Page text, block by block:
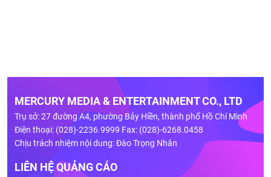
MERCURY MEDIA & ENTERTAINMENT CO., LTD
Trụ sở: 27 đường A4, phường Bảy Hiền, thành phố Hồ Chí Minh
Điện thoại: (028)-2236.9999 Fax: (028)-6268.0458
Chịu trách nhiệm nội dung: Đào Trọng Nhân
LIÊN HỆ QUẢNG CÁO